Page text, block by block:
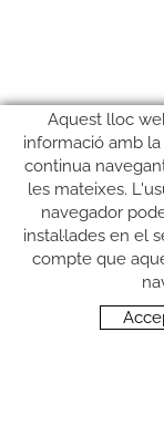
Aquest lloc
informació amb
continua
les mateixes.
navegador
instal·lades en el
compte que